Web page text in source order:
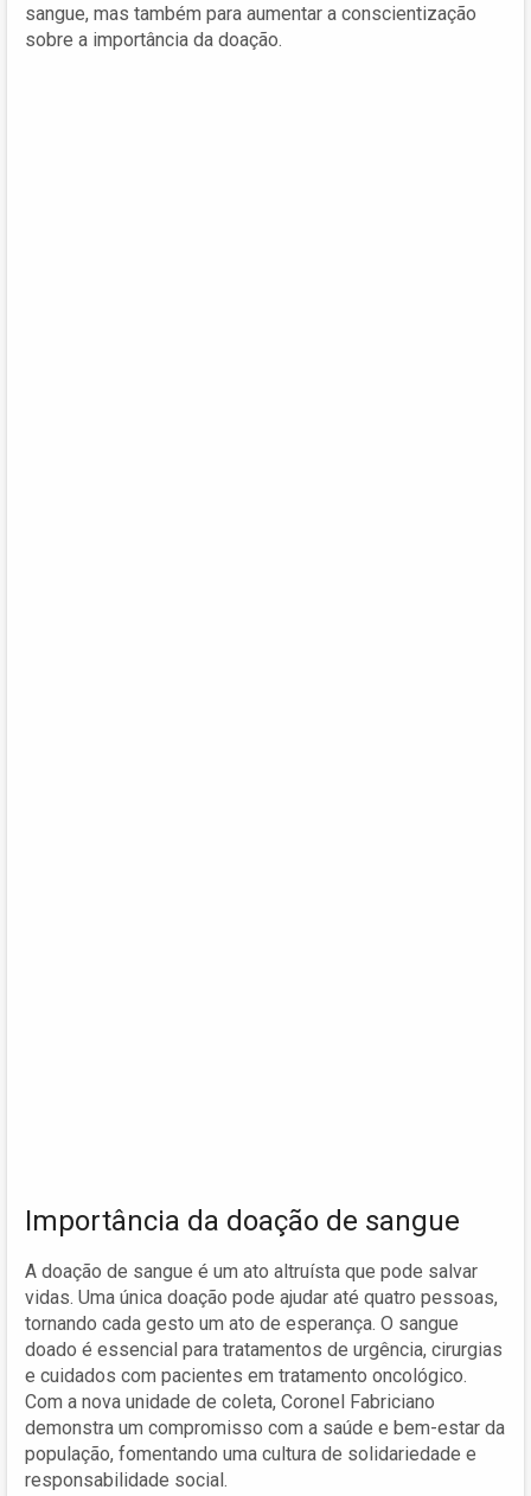
sangue, mas também para aumentar a conscientização
sobre a importância da doação.
Importância da doação de sangue
A doação de sangue é um ato altruísta que pode salvar
vidas. Uma única doação pode ajudar até quatro pessoas,
tornando cada gesto um ato de esperança. O sangue
doado é essencial para tratamentos de urgência, cirurgias
e cuidados com pacientes em tratamento oncológico.
Com a nova unidade de coleta, Coronel Fabriciano
demonstra um compromisso com a saúde e bem-estar da
população, fomentando uma cultura de solidariedade e
responsabilidade social.